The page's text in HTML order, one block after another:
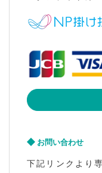
お問い合わせ
下記リンクより